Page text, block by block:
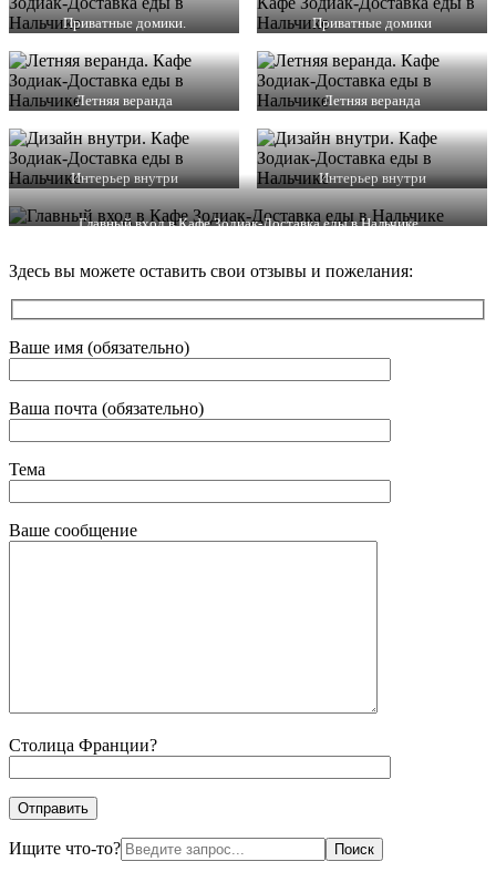
Приватные домики. Приватные домики
Летняя веранда Летняя веранда
Интерьер внутри Интерьер внутри
Главный вход в Кафе Зодиак-Доставка еды в Нальчике
Здесь вы можете оставить свои отзывы и пожелания:
Ваше имя (обязательно)
Ваша почта (обязательно)
Тема
Ваше сообщение
Столица Франции?
Искать:
Ищите что-то?